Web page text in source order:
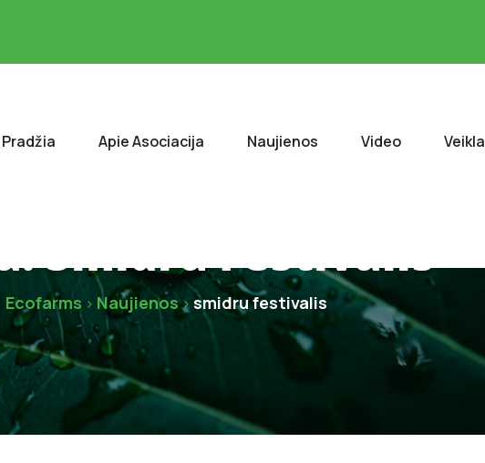
Pradžia Apie Asociacija Naujienos Video Veikla
Smidru Festivalis
Ecofarms > Naujienos>smidru festivalis